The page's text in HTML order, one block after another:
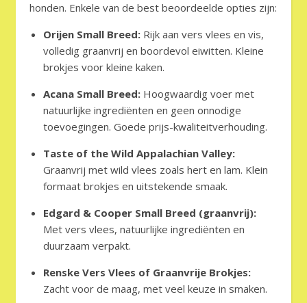
honden. Enkele van de best beoordeelde opties zijn:
Orijen Small Breed: Rijk aan vers vlees en vis,
volledig graanvrij en boordevol eiwitten. Kleine
brokjes voor kleine kaken.
Acana Small Breed: Hoogwaardig voer met
natuurlijke ingrediënten en geen onnodige
toevoegingen. Goede prijs-kwaliteitverhouding.
Taste of the Wild Appalachian Valley:
Graanvrij met wild vlees zoals hert en lam. Klein
formaat brokjes en uitstekende smaak.
Edgard & Cooper Small Breed (graanvrij):
Met vers vlees, natuurlijke ingrediënten en
duurzaam verpakt.
Renske Vers Vlees of Graanvrije Brokjes:
Zacht voor de maag, met veel keuze in smaken.